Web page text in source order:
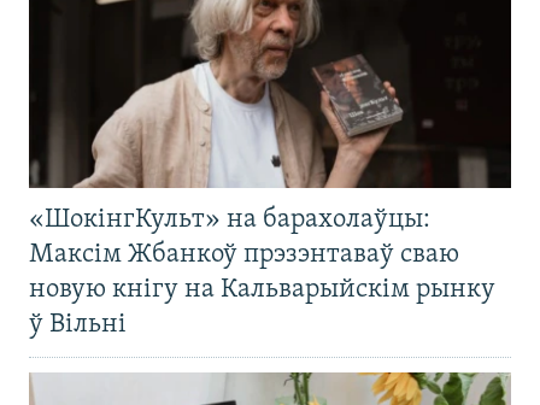
«ШокінгКульт» на барахолаўцы:
Максім Жбанкоў прэзэнтаваў сваю
новую кнігу на Кальварыйскім рынку
ў Вільні